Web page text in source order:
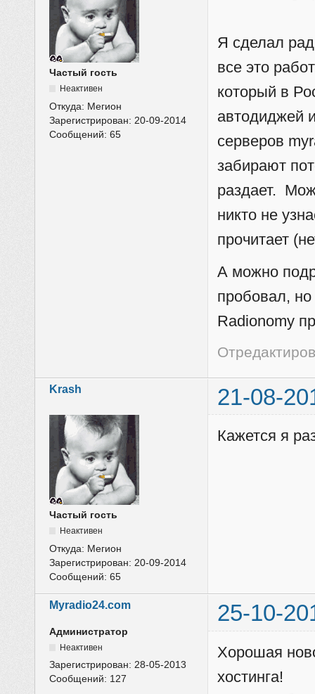
Частый гость
Неактивен
Откуда: Мегион
Зарегистрирован: 20-09-2014
Сообщений:65
Я сделал
все это
который в
автодиджей
серверов
забирают
раздает.
никто не
прочитает
А можно
пробовал,
Radionomy
Krash 21-08-
Частый гость
Неактивен
Откуда: Мегион
Зарегистрирован: 20-09-2014
Сообщений:65
Кажется я
Myradio24.com 25-10-
Администратор
Неактивен
Зарегистрирован:28-05-2013
Сообщений: 127
Хорошая
хостинга!